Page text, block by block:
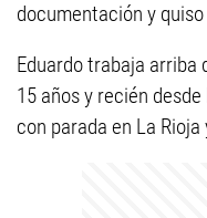
documentación y
Eduardo trabaja arriba
15 años y recién
con parada en La